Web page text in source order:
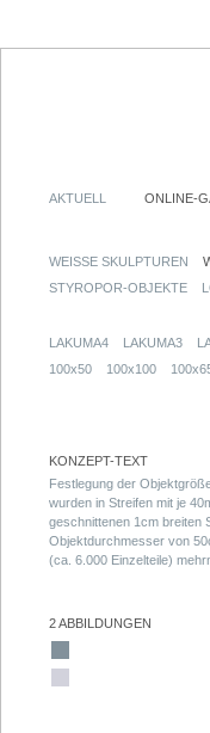
AKTUELL ONLINE-
WEISSE SKULPTUREN
STYROPOR-OBJEKTE
LAKUMA4 LAKUMA3
100x50
100x100
KONZEPT-TEXT
Festlegung der
wurden in Streifen mit je
geschnittenen 1cm breiten
Objektdurchmesser von
(ca. 6.000 Einzelteile)
2 ABBILDUNGEN